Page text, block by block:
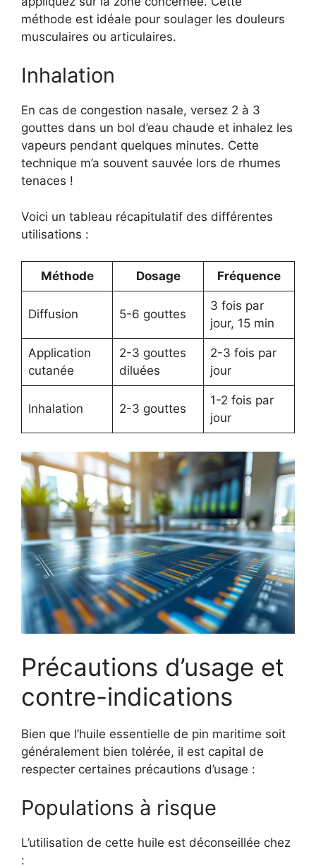
méthode est idéale pour soulager les douleurs
musculaires ou articulaires.
Inhalation
En cas de congestion nasale, versez 2 à 3
gouttes dans un bol d’eau chaude et inhalez les
vapeurs pendant quelques minutes. Cette
technique m’a souvent sauvée lors de rhumes
tenaces !
Voici un tableau récapitulatif des différentes
utilisations :
Méthode Dosage Fréquence
Diffusion 5-6 gouttes
3 fois par
jour, 15 min
Application
cutanée
2-3 gouttes
diluées
2-3 fois par
jour
Inhalation 2-3 gouttes
1-2 fois par
jour
Précautions d’usage et
contre-indications
Bien que l’huile essentielle de pin maritime soit
généralement bien tolérée, il est capital de
respecter certaines précautions d’usage :
Populations à risque
L’utilisation de cette huile est déconseillée chez
: